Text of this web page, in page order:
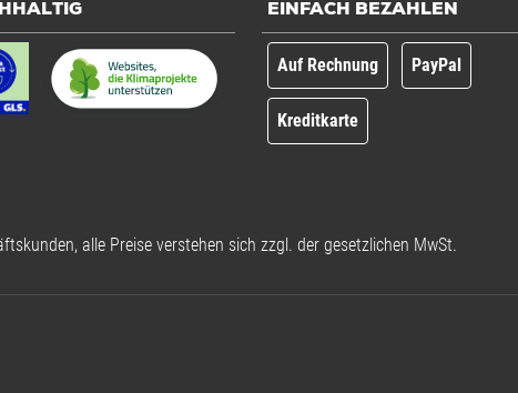
EINFACH BEZAHLEN
Auf Rechnung PayPal
Kreditkarte
alle Preise verstehen sich zzgl. der gesetzlichen MwSt.